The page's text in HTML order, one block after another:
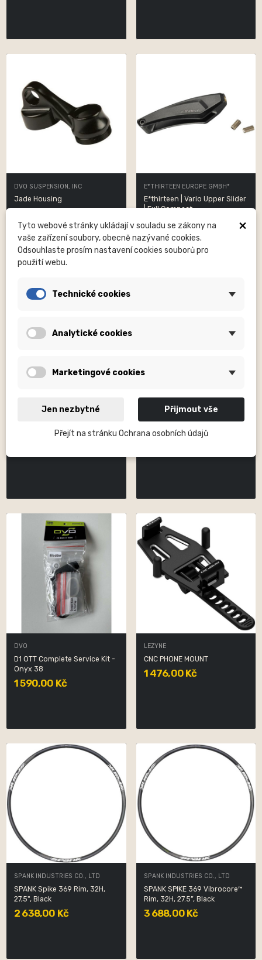
DVO SUSPENSION, INC
Jade Housing
E*THIRTEEN EUROPE GMBH*
E*thirteen | Vario Upper Slider
| Full Compact...
290,00 Kč
E*THIRTEEN EUROPE GMBH*
Stem Top Cap | Incl. Bolt &
Headset Spacers |...
E*THIRTEEN EUROPE GMBH*
DVO
D1 OTT Complete Service Kit -
Onyx 38
1 590,00 Kč
LEZYNE
CNC PHONE MOUNT
1 476,00 Kč
SPANK INDUSTRIES CO., LTD
SPANK Spike 369 Rim, 32H,
27,5", Black
2 638,00 Kč
SPANK INDUSTRIES CO., LTD
SPANK SPIKE 369 Vibrocore™
Rim, 32H, 27.5”, Black
3 688,00 Kč
×
Tyto webové stránky ukládají v souladu se zákony na
vaše zařízení soubory, obecně nazývané cookies.
Odsouhlaste prosím nastavení cookies souborů pro
použití webu.
Technické cookies
Analytické cookies
Marketingové cookies
Jen nezbytné Přijmout vše
Přejít na stránku Ochrana osobních údajů